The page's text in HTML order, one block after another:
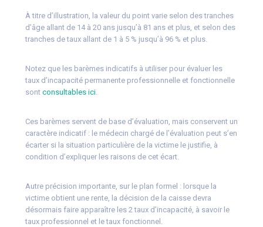
À titre d’illustration, la valeur du point varie selon des tranches
d’âge allant de 14 à 20 ans jusqu’à 81 ans et plus, et selon des
tranches de taux allant de 1 à 5 % jusqu’à 96 % et plus.
Notez que les barèmes indicatifs à utiliser pour évaluer les
taux d’incapacité permanente professionnelle et fonctionnelle
sont consultables ici.
Ces barèmes servent de base d’évaluation, mais conservent un
caractère indicatif : le médecin chargé de l’évaluation peut s’en
écarter si la situation particulière de la victime le justifie, à
condition d’expliquer les raisons de cet écart.
Autre précision importante, sur le plan formel : lorsque la
victime obtient une rente, la décision de la caisse devra
désormais faire apparaître les 2 taux d’incapacité, à savoir le
taux professionnel et le taux fonctionnel.